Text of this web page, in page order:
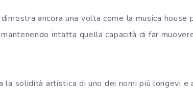
dimostra ancora una volta come la musica
intatta quella capacità di far
la solidità artistica di uno dei nomi più longevi e